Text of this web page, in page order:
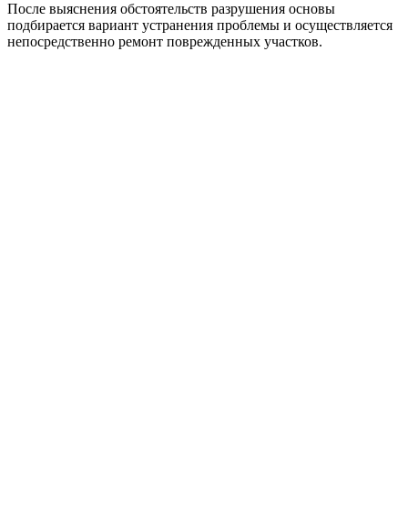
После выяснения обстоятельств разрушения основы
подбирается вариант устранения проблемы и осуществляется
непосредственно ремонт поврежденных участков.